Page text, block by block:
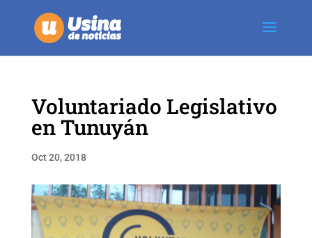
Voluntariado Legislativo
en Tunuyán
Oct 20, 2018